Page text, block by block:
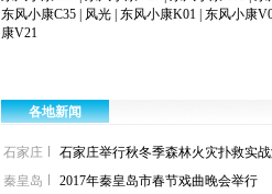
东风小康C35
风光 东风小康K01 东风小康
康V21
各地新闻
石家庄
石家庄举行秋冬季森林火灾扑救实战
秦皇岛
2017年秦皇岛市春节戏曲晚会举行